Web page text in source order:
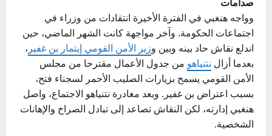
وواجه هنغبي في الفترة الأخيرة انتقادات من وزراء في
اجتماعات الحكومة. وآخر مواجهة كانت الشهر الماضي، حين
اندلع نقاش حاد بينه وبين وزير الأمن القومي إيتمار بن غفير ،
بعدما أزال نتنياهو من جدول الأعمال مقترحا من مجلس
الأمن القومي يسمح بزيارات الصليب الأحمر لسجناء فتح،
بسبب اعتراض بن غفير. وبعد مغادرة نتنياهو الاجتماع، واصل
هنغبي إدارته، لكن النقاش تصاعد إلى تبادل الصراخ والإهانات
الشخصية.